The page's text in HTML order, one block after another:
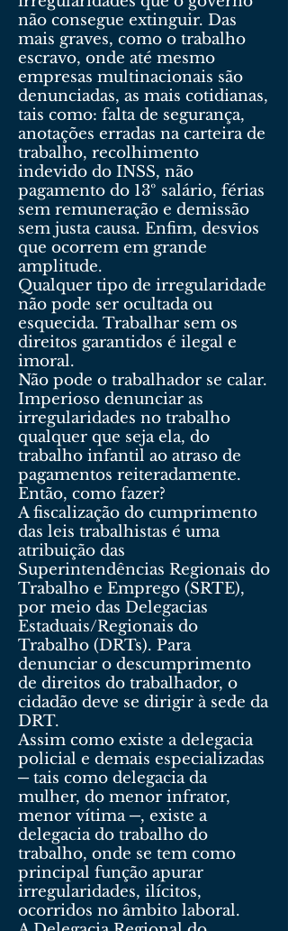
não consegue extinguir. Das
mais graves, como o trabalho
escravo, onde até mesmo
empresas multinacionais são
denunciadas, as mais cotidianas,
tais como: falta de segurança,
anotações erradas na carteira de
trabalho, recolhimento
indevido do INSS, não
pagamento do 13º salário, férias
sem remuneração e demissão
sem justa causa. Enfim, desvios
que ocorrem em grande
amplitude.
Qualquer tipo de irregularidade
não pode ser ocultada ou
esquecida. Trabalhar sem os
direitos garantidos é ilegal e
imoral.
Não pode o trabalhador se calar.
Imperioso denunciar as
irregularidades no trabalho
qualquer que seja ela, do
trabalho infantil ao atraso de
pagamentos reiteradamente.
Então, como fazer?
A fiscalização do cumprimento
das leis trabalhistas é uma
atribuição das
Superintendências Regionais do
Trabalho e Emprego (SRTE),
por meio das Delegacias
Estaduais/Regionais do
Trabalho (DRTs). Para
denunciar o descumprimento
de direitos do trabalhador, o
cidadão deve se dirigir à sede da
DRT.
Assim como existe a delegacia
policial e demais especializadas
─ tais como delegacia da
mulher, do menor infrator,
menor vítima ─, existe a
delegacia do trabalho do
trabalho, onde se tem como
principal função apurar
irregularidades, ilícitos,
ocorridos no âmbito laboral.